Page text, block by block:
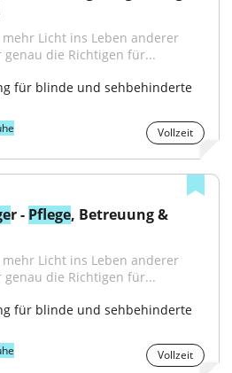
Licht ins Leben anderer
die Richtigen für...
für blinde und sehbehinderte
Vollzeit
r - Pflege, Betreuung &
Licht ins Leben anderer
die Richtigen für...
für blinde und sehbehinderte
Vollzeit